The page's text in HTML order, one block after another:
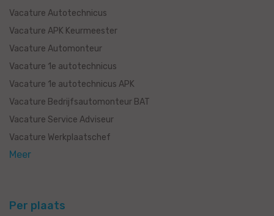
Vacature Autotechnicus
Vacature APK Keurmeester
Vacature Automonteur
Vacature 1e autotechnicus
Vacature 1e autotechnicus APK
Vacature Bedrijfsautomonteur BAT
Vacature Service Adviseur
Vacature Werkplaatschef
Meer
Per plaats